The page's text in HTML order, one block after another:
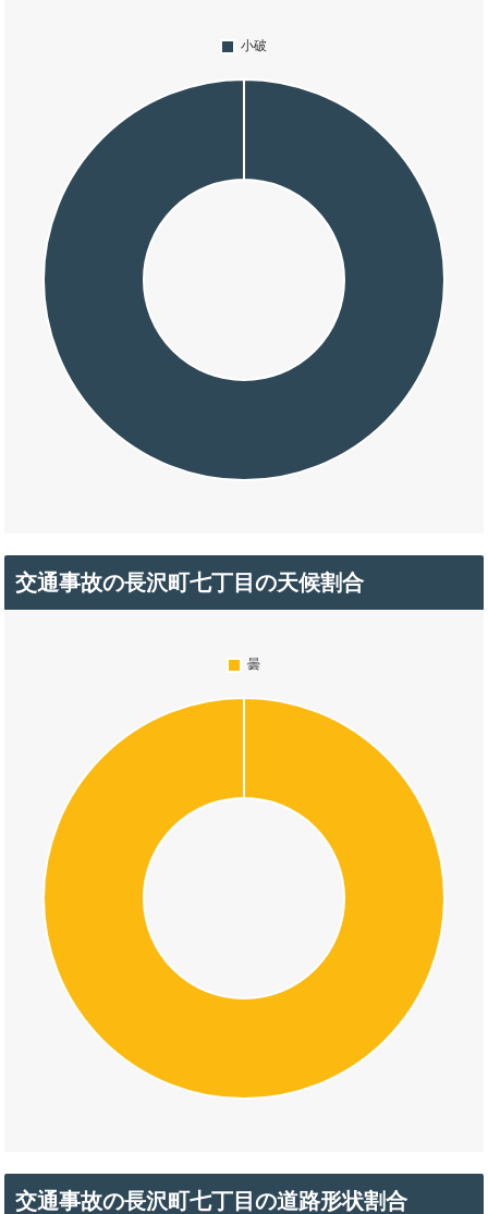
交通事故の長沢町七丁目の天候割合
交通事故の長沢町七丁目の道路形状割合